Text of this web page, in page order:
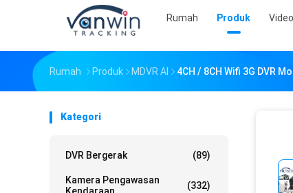
Rumah Produk Video
Rumah Produk MDVR AI 4CH / 8CH Wifi 3G DVR
Kategori
DVR Bergerak (89)
Kamera Pengawasan
(332)